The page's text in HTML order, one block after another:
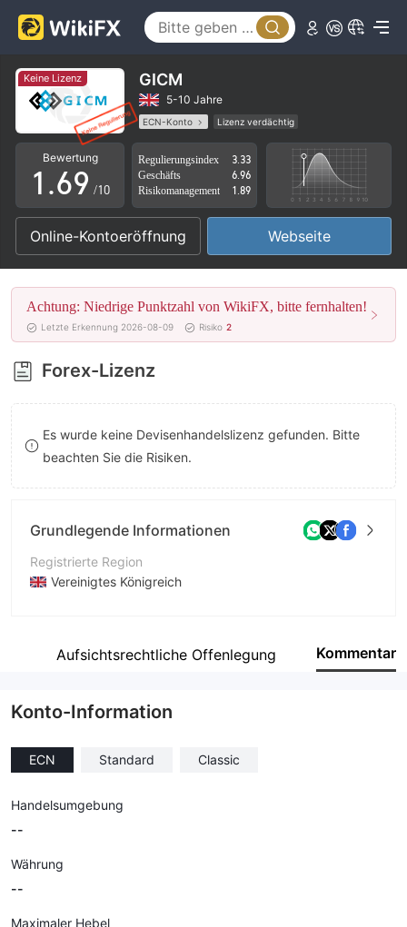
Keine Lizenz GICM
5-10 Jahre
ECN-Konto
Lizenz verdächtig
Geschäftsregion verdächtig
Hohes potenzielles Risiko
Bewertung
0
1
2
3
4
5
6
7
8
9
.
2
3
4
5
6
7
8
9
5
6
7
8
9 /10
Regulierungsindex
3.33
Geschäfts
6.96
Risikomanagement
1.89
Online-Kontoeröffnung Webseite
Achtung: Niedrige Punktzahl von WikiFX, bitte fernhalten!
Letzte Erkennung 2026-08-09 Risiko 2
Forex-Lizenz
Es wurde keine Devisenhandelslizenz gefunden. Bitte
beachten Sie die Risiken.
Grundlegende Informationen
Registrierte Region
Vereinigtes Königreich
Unternehmen
Aufsichtsrechtliche Offenlegung Kommentar
Konto-Information
ECN Standard Classic
Handelsumgebung
--
Währung
--
Maximaler Hebel